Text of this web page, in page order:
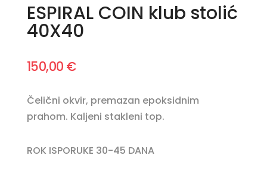
ESPIRAL COIN klub stolić
40X40
150,00 €
Čelični okvir, premazan epoksidnim
prahom. Kaljeni stakleni top.
ROK ISPORUKE 30-45 DANA